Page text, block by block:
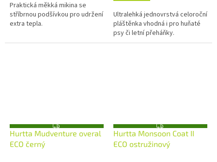
Praktická měkká mikina se
stříbrnou podšívkou pro udržení
extra tepla.
Ultralehká jednovrstvá celoroční
pláštěnka vhodná i pro huňaté
psy či letní přeháňky.
Z
D
Hurtta Mudventure overal
ECO černý
Z
D
R
Hurtta Monsoon Coat II
ECO ostružinový